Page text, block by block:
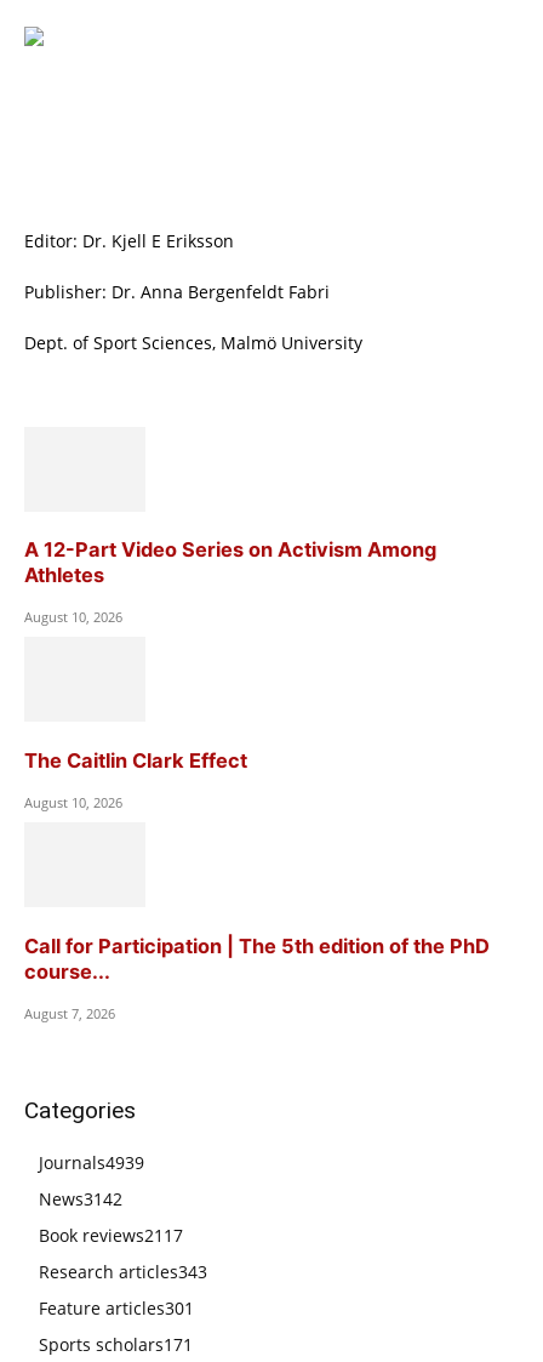
Editor: Dr. Kjell E Eriksson
Publisher: Dr. Anna Bergenfeldt Fabri
Dept. of Sport Sciences, Malmö University
A 12-Part Video Series on Activism Among
Athletes
August 10, 2026
The Caitlin Clark Effect
August 10, 2026
Call for Participation | The 5th edition of the PhD
course...
August 7, 2026
Categories
Journals4939
News3142
Book reviews2117
Research articles343
Feature articles301
Sports scholars171